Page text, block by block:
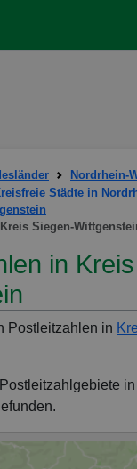
Nordrhein-
Städte in
Siegen-
in
Postleitzahlen in